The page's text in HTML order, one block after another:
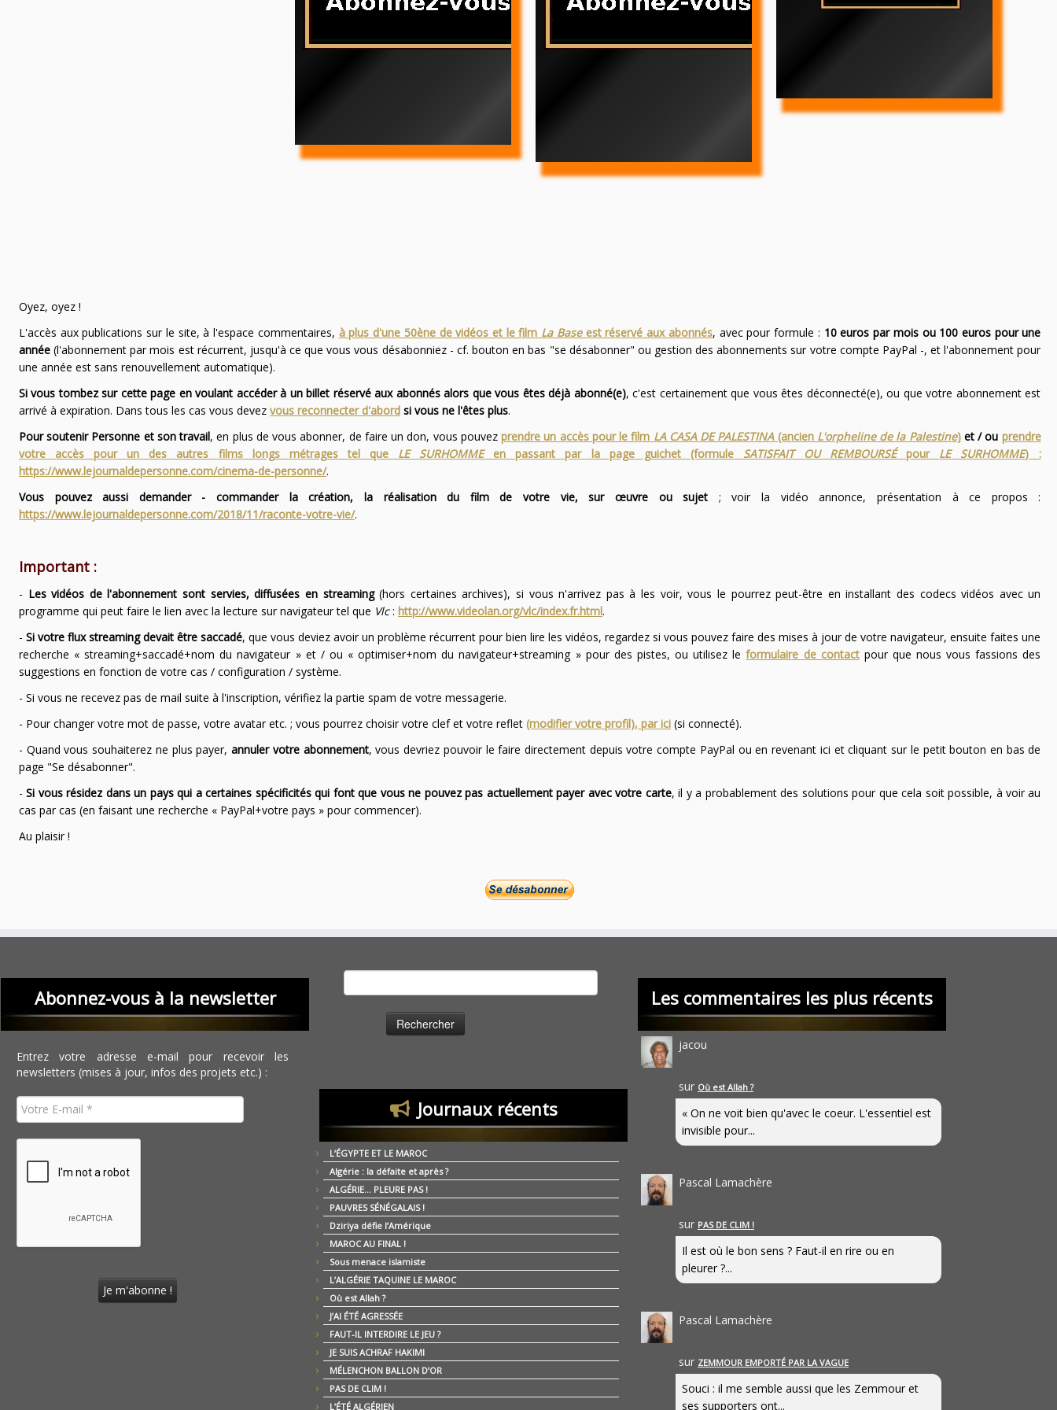
Oyez, oyez !
L'accès aux publications sur le site, à l'espace commentaires, à plus d'une 50ène de vidéos et le film La Baseest réservé aux abonnés, avec pour formule : 10 euros par mois ou 100 euros pour une
année(l'abonnement par mois est récurrent, jusqu'à ce que vous vous désabonniez - cf. bouton en bas "se désabonner" ou gestion des abonnements sur votre compte PayPal -, et l'abonnement pour
une année est sans renouvellement automatique).
Si vous tombez sur cette page en voulant accéder à un billet réservé aux abonnés alors que vous êtes déjà abonné(e), c'est certainement que vous êtes déconnecté(e), ou que votre abonnement est
arrivé à expiration. Dans tous les cas vous devez vous reconnecter d'abordsi vous ne l'êtes plus.
Pour soutenir Personne et son travail, en plus de vous abonner, de faire un don, vous pouvezprendre un accès pour le film LA CASA DE PALESTINA(ancien L'orpheline de la Palestine)et / ou prendre
votre accès pour un des autres films longs métrages tel que LE SURHOMMEen passant par la page guichet (formule SATISFAIT OU REMBOURSÉpour LE SURHOMME) :
https://www.lejournaldepersonne.com/cinema-de-personne/.
Vous pouvez aussi demander - commander la création, la réalisation du film de votre vie, sur œuvre ou sujet ; voir la vidéo annonce, présentation à ce propos :
https://www.lejournaldepersonne.com/2018/11/raconte-votre-vie/.
Important :
- Les vidéos de l'abonnement sont servies, diffusées en streaming(hors certaines archives), si vous n'arrivez pas à les voir, vous le pourrez peut-être en installant des codecs vidéos avec un
programme qui peut faire le lien avec la lecture sur navigateur tel que Vlc: http://www.videolan.org/vlc/index.fr.html.
- Si votre flux streaming devait être saccadé, que vous deviez avoir un problème récurrent pour bien lire les vidéos, regardez si vous pouvez faire des mises à jour de votre navigateur, ensuite faites une
recherche « streaming+saccadé+nom du navigateur » et / ou « optimiser+nom du navigateur+streaming » pour des pistes, ou utilisez leformulaire de contactpour que nous vous fassions des
suggestions en fonction de votre cas / configuration / système.
- Si vous ne recevez pas de mail suite à l'inscription, vérifiez la partie spam de votre messagerie.
- Pour changer votre mot de passe, votre avatar etc. ; vous pourrez choisir votre clef et votre reflet (modifier votre profil), par ici(si connecté).
- Quand vous souhaiterez ne plus payer,annuler votre abonnement, vous devriez pouvoir le faire directement depuis votre compte PayPal ou en revenant ici et cliquant sur le petit bouton en bas de
page "Se désabonner".
-Si vous résidez dans un pays qui a certaines spécificités qui font que vous ne pouvez pas actuellement payer avec votre carte, il y a probablement des solutions pour que cela soit possible, à voir au
cas par cas (en faisant une recherche « PayPal+votre pays » pour commencer).
Au plaisir !
Abonnez-vous à la newsletter
Entrez votre adresse e-mail pour recevoir les
newsletters (mises à jour, infos des projets etc.) :
Journaux récents
L’ÉGYPTE ET LE MAROC
Algérie : la défaite et après ?
ALGÉRIE… PLEURE PAS !
PAUVRES SÉNÉGALAIS !
Dziriya défie l’Amérique
MAROC AU FINAL !
Sous menace islamiste
L’ALGÉRIE TAQUINE LE MAROC
Où est Allah ?
J’AI ÉTÉ AGRESSÉE
FAUT-IL INTERDIRE LE JEU ?
JE SUIS ACHRAF HAKIMI
MÉLENCHON BALLON D’OR
PAS DE CLIM !
L’ÉTÉ ALGÉRIEN
Les commentaires les plus récents
jacou
sur Où est Allah ?
« On ne voit bien qu'avec le coeur. L'essentiel est
invisible pour...
Pascal Lamachère
sur PAS DE CLIM !
Il est où le bon sens ? Faut-il en rire ou en
pleurer ?...
Pascal Lamachère
sur ZEMMOUR EMPORTÉ PAR LA VAGUE
Souci : il me semble aussi que les Zemmour et
ses supporters ont...